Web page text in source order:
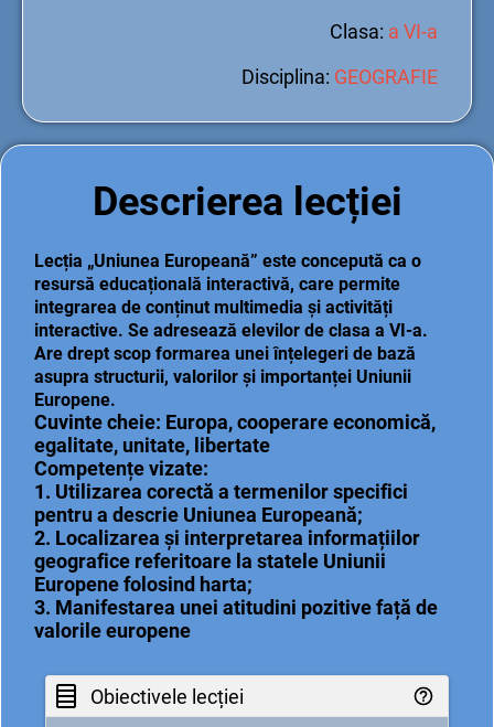
Clasa: a VI-a
Disciplina: GEOGRAFIE
Descrierea lecției
Lecția „Uniunea Europeană” este concepută ca o
resursă educațională interactivă, care permite
integrarea de conținut multimedia și activități
interactive. Se adresează elevilor de clasa a VI-a.
Are drept scop formarea unei înțelegeri de bază
asupra structurii, valorilor și importanței Uniunii
Europene.
Cuvinte cheie: Europa, cooperare economică,
egalitate, unitate, libertate
Competențe vizate:
1. Utilizarea corectă a termenilor specifici
pentru a descrie Uniunea Europeană;
2. Localizarea și interpretarea informațiilor
geografice referitoare la statele Uniunii
Europene folosind harta;
3. Manifestarea unei atitudini pozitive față de
valorile europene
Obiectivele lecției